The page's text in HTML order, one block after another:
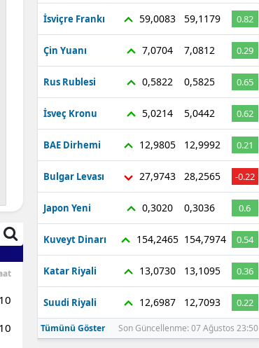
İsviçre Frankı 59,0083 59,1179 0.82
Çin Yuanı 7,0704 7,0812 0.29
Rus Rublesi 0,5822 0,5825 0.65
İsveç Kronu 5,0214 5,0442 0.62
BAE Dirhemi 12,9805 12,9992 0.21
Bulgar Levası 27,9743 28,2565 -0.22
Japon Yeni 0,3020 0,3036 0.6
Kuveyt Dinarı 154,2465 154,7974 0.54
Katar Riyali 13,0730 13,1095 0.36
Suudi Riyali 12,6987 12,7093 0.22
Tümünü Göster Son Güncellenme: 07 Ağustos 23:50